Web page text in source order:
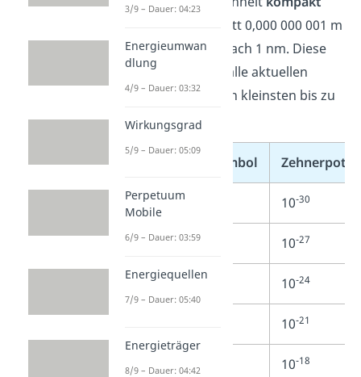
. Statt 0,000 000 001 m
schreibst du einfach 1 nm. Diese
Tabelle zeigt dir alle aktuellen
Vorsätze, von den kleinsten bis zu
den größten:
Symbol
quecto 10-30
ronto 10-27
yocto 10-24
10-21
atto 10-18
3/9 – Dauer: 04:23
Energieumwan
dlung
4/9 – Dauer: 03:32
Wirkungsgrad
5/9 – Dauer: 05:09
Perpetuum
Mobile
6/9 – Dauer: 03:59
Energiequellen
7/9 – Dauer: 05:40
Energieträger
8/9 – Dauer: 04:42